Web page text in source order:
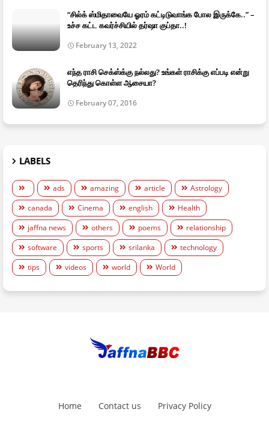
“சில்க் ஸ்மிதாவையே ஓரம் கட்டிடுவாங்க போல இருக்கே..” –
உச்ச கட்ட கவர்ச்சியில் தர்ஷா குப்தா..!
February 13, 2022
எந்த ராசி செக்ஸ்க்கு நல்லது? உங்கள் ராசிக்கு எப்படி என்று
தெரிந்து கொள்ள ஆசையா?
February 07, 2016
LABELS
ads amazing article
Astrology
canada
Cinema english
Health
jaffna news
others poems
relationship
software
sports srilanka
technology
tips
videos world World
Home Contact us Privacy Policy